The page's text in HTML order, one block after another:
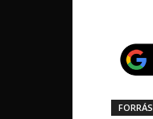
FORRÁS